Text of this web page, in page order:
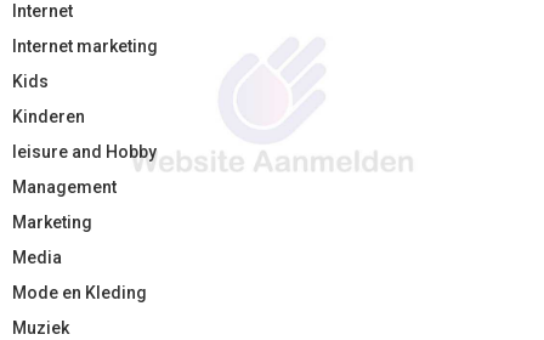
Internet
Internet marketing
Kids
Kinderen
leisure and Hobby
Management
Marketing
Media
Mode en Kleding
Muziek